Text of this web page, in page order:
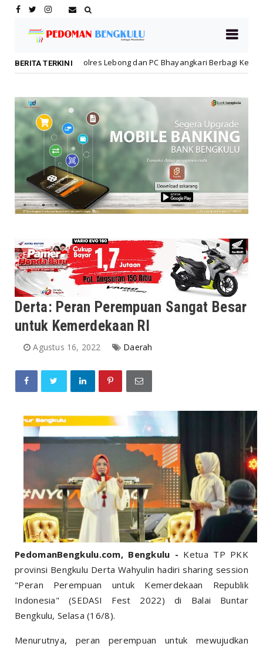
BERITA TERKINI
Polres Lebong dan PC Bhayangkari Berbagi Kebahagiaan Bersama
Derta: Peran Perempuan Sangat Besar
untuk Kemerdekaan RI
Agustus 16, 2022 Daerah
PedomanBengkulu.com, Bengkulu - Ketua TP PKK
provinsi Bengkulu Derta Wahyulin hadiri sharing session
"Peran Perempuan untuk Kemerdekaan Republik
Indonesia" (SEDASI Fest 2022) di Balai Buntar
Bengkulu, Selasa (16/8).
Menurutnya, peran perempuan untuk mewujudkan